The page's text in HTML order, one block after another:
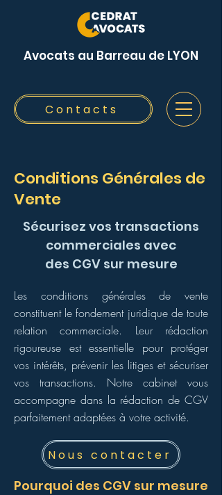
Contacts
Avocats au Barreau de LYON
Conditions Générales de
Vente
Sécurisez vos transactions
commerciales avec
des CGV sur mesure
Les conditions générales de vente
constituent le fondement juridique de toute
relation commerciale. Leur rédaction
rigoureuse est essentielle pour protéger
vos intérêts, prévenir les litiges et sécuriser
vos transactions. Notre cabinet vous
accompagne dans la rédaction de CGV
parfaitement adaptées à votre activité.
Nous contacter
Pourquoi des CGV sur mesure